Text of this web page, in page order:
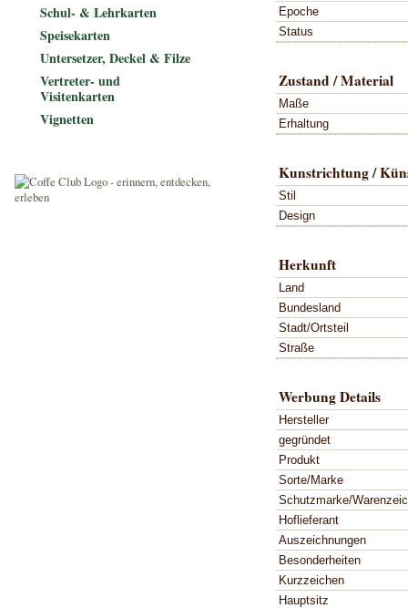
Epoche
Status
Zustand / Material
Maße
Erhaltung
Kunstrichtung /
Stil
Design
Herkunft
Land
Bundesland
Stadt/Ortsteil
Straße
Werbung Details
Hersteller
gegründet
Produkt
Sorte/Marke
Schutzmarke/
Hoflieferant
Auszeichnungen
Besonderheiten
Kurzzeichen
Hauptsitz
Schul- & Lehrkarten
Speisekarten
Untersetzer, Deckel & Filze
Vertreter- und
Visitenkarten
Vignetten